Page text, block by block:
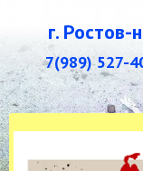
г. Ростов-
7(989) 527-